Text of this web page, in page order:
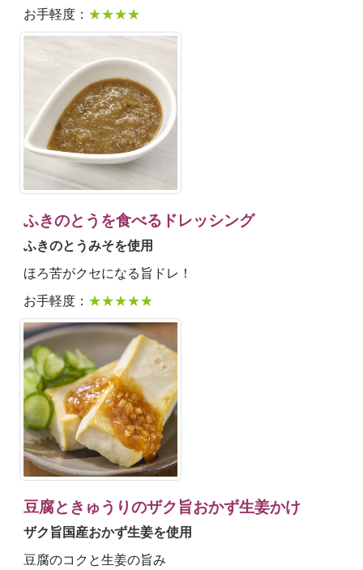
お手軽度： ★★★★
ふきのとうを食べるドレッシング
ふきのとうみそを使用
ほろ苦がクセになる旨ドレ！
お手軽度： ★★★★★
豆腐ときゅうりのザク旨おかず生姜かけ
ザク旨国産おかず生姜を使用
豆腐のコクと生姜の旨み